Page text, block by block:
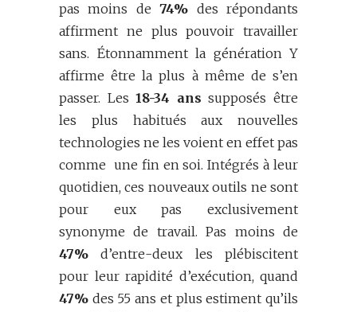
pas moins de74% des répondants
affirment ne plus pouvoir travailler
sans. Étonnamment la génération Y
affirme être la plus à même de s’en
passer. Les18-34 ans supposés être
les plus habitués aux nouvelles
technologies ne les voient en effet pas
comme une fin en soi. Intégrés à leur
quotidien, ces nouveaux outils ne sont
pour eux pas exclusivement
synonyme de travail. Pas moins de
47% d’entre-deux les plébiscitent
pour leur rapidité d’exécution, quand
47% des 55 ans et plus estiment qu’ils